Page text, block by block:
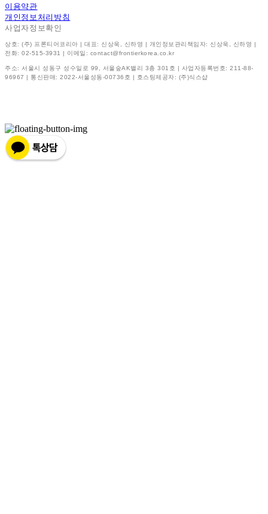
이용약관
개인정보처리방침
사업자정보확인
상호: (주) 프론티어코리아 | 대표: 신상욱, 신하영 | 개인정보관리책임자: 신상욱, 신하영 |
전화: 02-515-3931 | 이메일: contact@frontierkorea.co.kr
주소: 서울시 성동구 성수일로 99, 서울숲AK밸리 3층 301호 | 사업자등록번호: 211-88-
96967 | 통신판매: 2022-서울성동-00736호 | 호스팅제공자: (주)식스샵